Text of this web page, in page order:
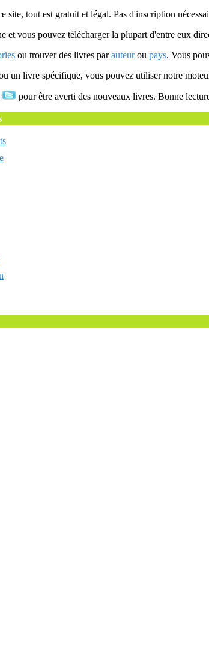
site, tout est gratuit et légal. Pas d'inscription
et vous pouvez télécharger la plupart d'entre eux
ou trouver des livres parauteurou pays. Vous
un livre spécifique, vous pouvez utiliser notre
pour être averti des nouveaux livres. Bonne